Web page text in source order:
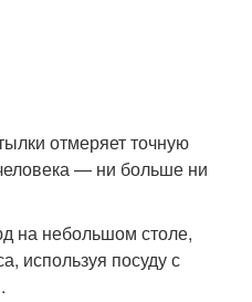
отмеряет точную
— ни больше ни
на небольшом столе,
используя посуду с